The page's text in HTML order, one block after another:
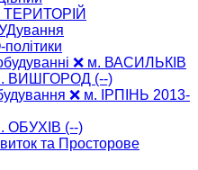
ТЕРИТОРІЙ
❌ м. ВАСИЛЬКІВ
м. ВИШГОРОД (--)
❌ м. ІРПІНЬ 2013-
ОБУХІВ (--)
та Просторове